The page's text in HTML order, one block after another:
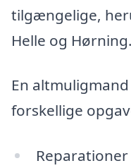
tilgængelige,
Helle og Hørning.
En
forskellige